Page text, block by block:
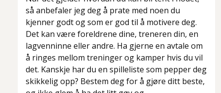
så anbefaler jeg deg å prate med noen du
kjenner godt og som er god til å motivere deg.
Det kan være foreldrene dine, treneren din, en
lagvenninne eller andre. Ha gjerne en avtale om
å ringes mellom treninger og kamper hvis du vil
det. Kanskje har du en spilleliste som pepper deg
skikkelig opp? Bestem deg for å gjøre ditt beste,